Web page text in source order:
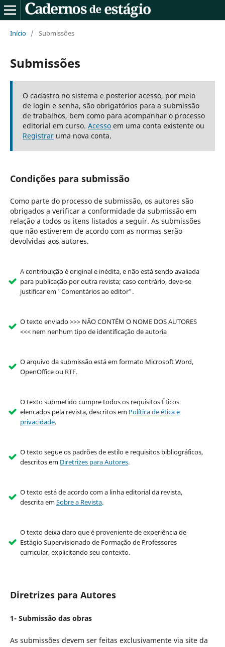
Início / Submissões
Submissões
O cadastro no sistema e posterior acesso, por meio
de login e senha, são obrigatórios para a submissão
de trabalhos, bem como para acompanhar o processo
editorial em curso. Acessoem uma conta existente ou
Registraruma nova conta.
Condições para submissão
Como parte do processo de submissão, os autores são
obrigados a verificar a conformidade da submissão em
relação a todos os itens listados a seguir. As submissões
que não estiverem de acordo com as normas serão
devolvidas aos autores.
A contribuição é original e inédita, e não está sendo avaliada
para publicação por outra revista; caso contrário, deve-se
justificar em "Comentários ao editor".
O texto enviado >>> NÃO CONTÉM O NOME DOS AUTORES
<<< nem nenhum tipo de identificação de autoria
O arquivo da submissão está em formato Microsoft Word,
OpenOffice ou RTF.
O texto submetido cumpre todos os requisitos Éticos
elencados pela revista, descritos em Política de ética e
privacidade.
O texto segue os padrões de estilo e requisitos bibliográficos,
descritos em Diretrizes para Autores.
O texto está de acordo com a linha editorial da revista,
descrita emSobre a Revista.
O texto deixa claro que é proveniente de experiência de
Estágio Supervisionado de Formação de Professores
curricular, explicitando seu contexto.
Diretrizes para Autores
1- Submissão das obras
As submissões devem ser feitas exclusivamente via site da